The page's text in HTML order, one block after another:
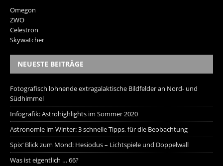
Omegon
ZWO
Celestron
Skywatcher
NEUESTE BEITRÄGE
Fotografisch lohnende extragalaktische Bildfelder an Nord- und
Südhimmel
Infografik: Astrohighlights im Sommer 2020
Astronomie im Winter: 3 schnelle Tipps, für die Beobachtung
Spix‘ Blick zum Mond: Hesiodus – Lichtspiele und Doppelwall
Was ist eigentlich … 66?